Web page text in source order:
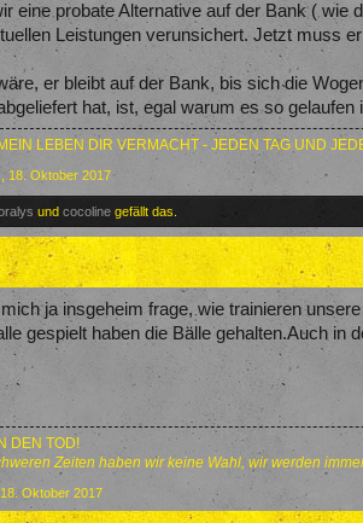
eine probate Alternative auf der Bank (
Leistungen verunsichert. Jetzt muss
er bleibt auf der Bank, bis sich die
hat, ist, egal warum es so
LEBEN DIR VERMACHT - JEDEN TAG UND
18. Oktober 2017
undcocoline gefällt das.
ja insgeheim frage, wie trainieren
gespielt haben die Bälle gehalten.Auch in
DEN TOD!
Zeiten haben wir keine Wahl, wir werden
18. Oktober 2017